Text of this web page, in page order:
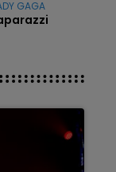
GAGA